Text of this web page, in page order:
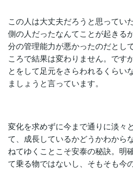
この人は大丈夫だろうと思ってい
側の人だったなんてことが起きる
分の管理能力が悪かったのだとし
ころで結果は変わりません。です
とをして足元をさらわれるくらい
ましょうと言っています。
変化を求めずに今まで通りに淡々
て、成長しているかどうかわから
ねてゆくことこそ安泰の秘訣。明
て乗る物ではないし、そもそも今